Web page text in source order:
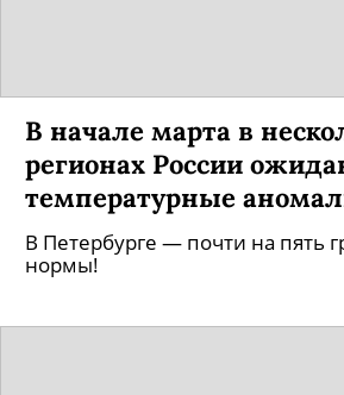
В начале марта в
регионах России
температурные
В Петербурге — почти на пять
нормы!